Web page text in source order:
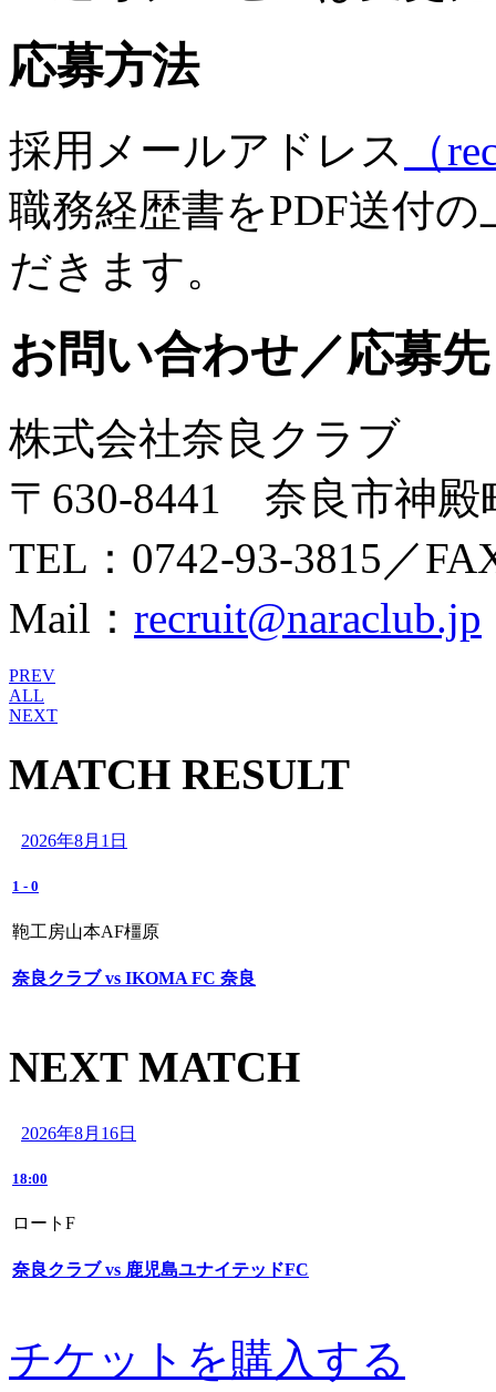
応募方法
採用メールアドレス
（
職務経歴書をPDF送付
だきます。
お問い合わせ／応募先
株式会社奈良クラブ
〒630-8441 奈良市神
TEL：0742-93-3815／
Mail： recruit@naraclub.jp
PREV
ALL
NEXT
MATCH RESULT
2026年8月1日
1 - 0
鞄工房山本AF橿原
奈良クラブ vs IKOMA FC 奈良
NEXT MATCH
2026年8月16日
18:00
ロートF
奈良クラブ vs 鹿児島ユナイテッドFC
チケットを購入する